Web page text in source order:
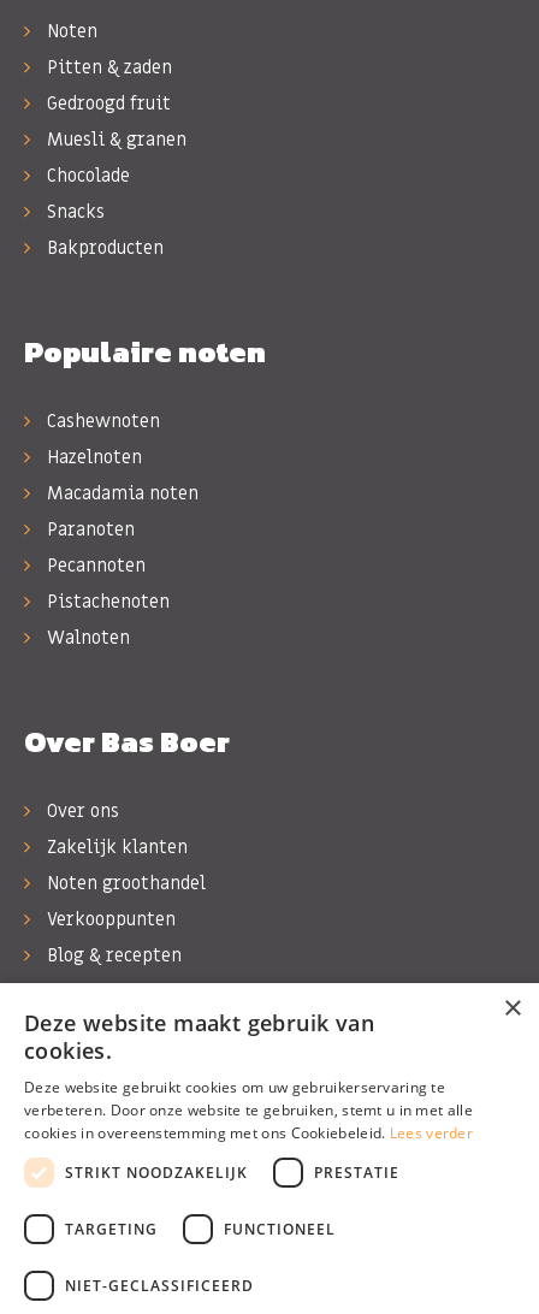
Noten
Pitten & zaden
Gedroogd fruit
Muesli & granen
Chocolade
Snacks
Bakproducten
Populaire noten
Cashewnoten
Hazelnoten
Macadamia noten
Paranoten
Pecannoten
Pistachenoten
Walnoten
Over Bas Boer
Over ons
Zakelijk klanten
Noten groothandel
Verkooppunten
Blog & recepten
Werken bij Bas Boer Noten
Contact
©1974 - 2026 Bas Boer Noten
×
Deze website maakt gebruik van
cookies.
Deze website gebruikt cookies om uw gebruikerservaring te
verbeteren. Door onze website te gebruiken, stemt u in met alle
cookies in overeenstemming met ons Cookiebeleid. Lees verder
STRIKT NOODZAKELIJK
PRESTATIE
TARGETING FUNCTIONEEL
NIET-GECLASSIFICEERD